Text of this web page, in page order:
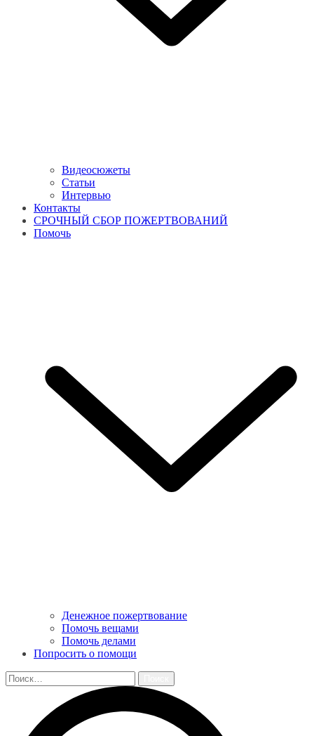
Видеосюжеты
Статьи
Интервью
Контакты
СРОЧНЫЙ СБОР ПОЖЕРТВОВАНИЙ
Помочь
Денежное пожертвование
Помочь вещами
Помочь делами
Попросить о помощи
Найти: